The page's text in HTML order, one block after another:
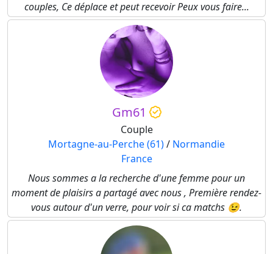
couples, Ce déplace et peut recevoir Peux vous faire...
Gm61
Couple
Mortagne-au-Perche (61)/ Normandie
France
Nous sommes a la recherche d'une femme pour un
moment de plaisirs a partagé avec nous , Première rendez-
vous autour d'un verre, pour voir si ca matchs 😉.